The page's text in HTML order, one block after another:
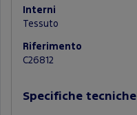
Interni
Tessuto
Riferimento
C26812
Specifiche tecniche